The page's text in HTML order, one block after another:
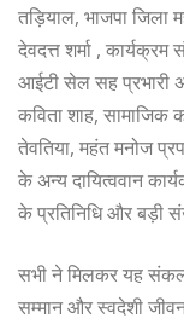
तड़ियाल, भाजपा जिला
देवदत्त शर्मा ,
आईटी सेल सह प्रभारी
कविता शाह, सामाजिक
तेवतिया, महंत मनोज
के अन्य दायित्ववान
के प्रतिनिधि और बड़ी
सभी ने मिलकर यह
सम्मान और स्वदेशी